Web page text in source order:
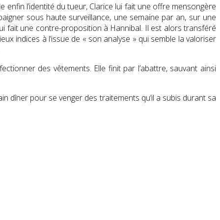
enfin l’identité du tueur, Clarice lui fait une offre mensongère
sous haute surveillance, une semaine par an, sur une
fait une contre-proposition à Hannibal. Il est alors transféré
indices à l’issue de « son analyse » qui semble la valoriser
des vêtements. Elle finit par l’abattre, sauvant ainsi
dîner pour se venger des traitements qu’il a subis durant sa